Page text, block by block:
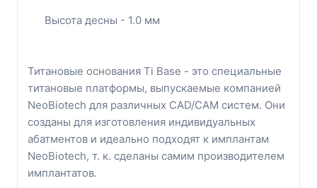
Высота десны - 1.0 мм
Титановые основания Ti Base - это специальные
титановые платформы, выпускаемые компанией
NeoBiotech для различных CAD/CAM систем. Они
созданы для изготовления индивидуальных
абатментов и идеально подходят к имплантам
NeoBiotech, т. к. сделаны самим производителем
имплантатов.